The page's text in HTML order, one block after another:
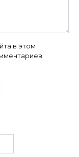
в этом